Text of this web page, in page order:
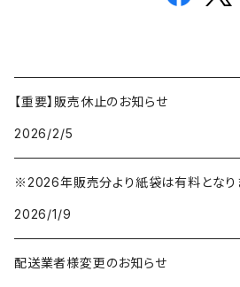
【重要】販売休止のお知らせ
2026/2/5
※2026年販売分より紙袋は有料となり
2026/1/9
配送業者様変更のお知らせ